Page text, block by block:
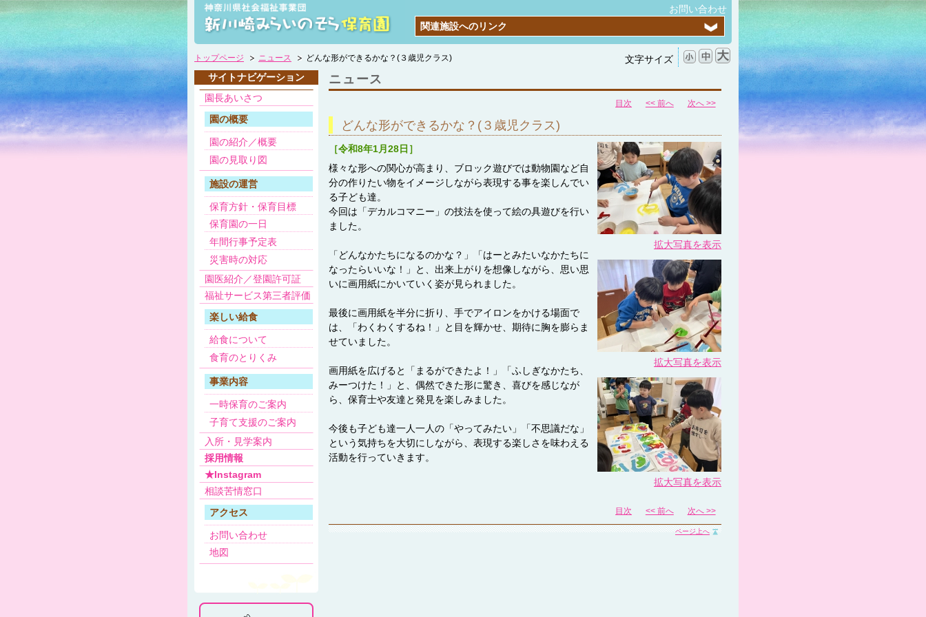
関連施設へのリンク
お問い合わせ
トップページ ニュース どんな形ができるかな？(３歳児クラス) 文字サイズ
ニュース
目次 << 前へ 次へ >>
どんな形ができるかな？(３歳児クラス)
拡大写真を表示
拡大写真を表示
拡大写真を表示
［令和8年1月28日］
様々な形への関心が高まり、ブロック遊びでは動物園など自
分の作りたい物をイメージしながら表現する事を楽しんでい
る子ども達。
今回は「デカルコマニー」の技法を使って絵の具遊びを行い
ました。
「どんなかたちになるのかな？」「はーとみたいなかたちに
なったらいいな！」と、出来上がりを想像しながら、思い思
いに画用紙にかいていく姿が見られました。
最後に画用紙を半分に折り、手でアイロンをかける場面で
は、「わくわくするね！」と目を輝かせ、期待に胸を膨らま
せていました。
画用紙を広げると「まるができたよ！」「ふしぎなかたち、
みーつけた！」と、偶然できた形に驚き、喜びを感じなが
ら、保育士や友達と発見を楽しみました。
今後も子ども達一人一人の「やってみたい」「不思議だな」
という気持ちを大切にしながら、表現する楽しさを味わえる
活動を行っていきます。
目次 << 前へ 次へ >>
ページ上へ
サイトナビゲーション
園長あいさつ
園の概要
園の紹介／概要
園の見取り図
施設の運営
保育方針・保育目標
保育園の一日
年間行事予定表
災害時の対応
園医紹介／登園許可証
福祉サービス第三者評価
楽しい給食
給食について
食育のとりくみ
事業内容
一時保育のご案内
子育て支援のご案内
入所・見学案内
採用情報
★Instagram
相談苦情窓口
アクセス
お問い合わせ
地図